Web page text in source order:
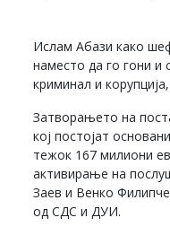
Ислам Абази како
наместо да го гони и
криминал и
Затворањето на
кој постојат
тежок 167 милиони
активирање на
Заев и Венко
од СДС и ДУИ.